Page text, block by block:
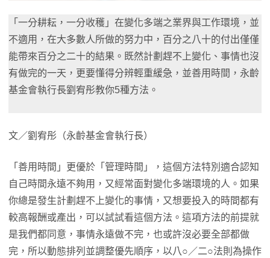
「一分耕耘，一分收穫」在變化多端之業界與工作環境，並
不適用，在大多數人所做的努力中，百分之八十的付出僅僅
能帶來百分之二十的結果。既然計劃趕不上變化、事情也沒
有做完的一天，更要懂得分辨輕重緩急，並善用時間，永齡
基金會執行長劉宥彤教你5種方法。
文／劉宥彤（永齡基金會執行長）
「善用時間」更優於「管理時間」，這個方法特別適合認知
自己時間永遠不夠用，又經常面對變化多端環境的人。如果
你總是發生計劃趕不上變化的事情，又想要投入的時間都有
較高報酬或產出，可以試試看這個方法。這項方法的前提就
是我們都同意，事情永遠做不完，也或許沒必要全部都做
完，所以動態排列並調整優先順序，以八○／二○法則為操作